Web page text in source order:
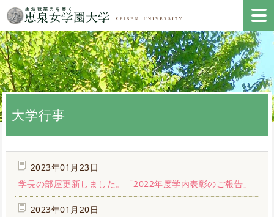
大学行事
2023年01月23日
学長の部屋更新しました。「2022年度学内表彰のご報告」
2023年01月20日